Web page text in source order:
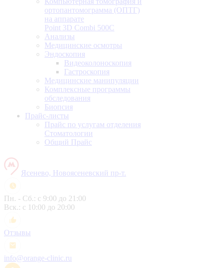
ортопантомограмма (ОПТГ)
на аппарате
Point 3D Combi 500C
Анализы
Медицинские осмотры
Эндоскопия
Видеоколоноскопия
Гастроскопия
Медицинские манипуляции
Комплексные программы
обследования
Биопсия
Прайс-листы
Прайс по услугам отделения
Стоматологии
Общий Прайс
Ясенево, Новоясеневский пр-т.
Пн. - Сб.: с 9:00 до 21:00
Вск.: с 10:00 до 20:00
Отзывы
info@orange-clinic.ru